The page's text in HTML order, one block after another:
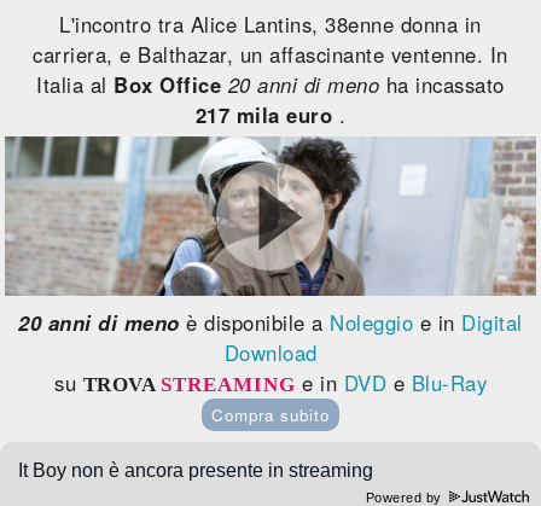
L'incontro tra Alice Lantins, 38enne donna in
carriera, e Balthazar, un affascinante ventenne. In
Italia al Box Office 20 anni di meno ha incassato
217 mila euro .
20 anni di meno è disponibile a Noleggio e in Digital
Download
su TROVA STREAMING e in DVD e Blu-Ray
Compra subito
Powered by